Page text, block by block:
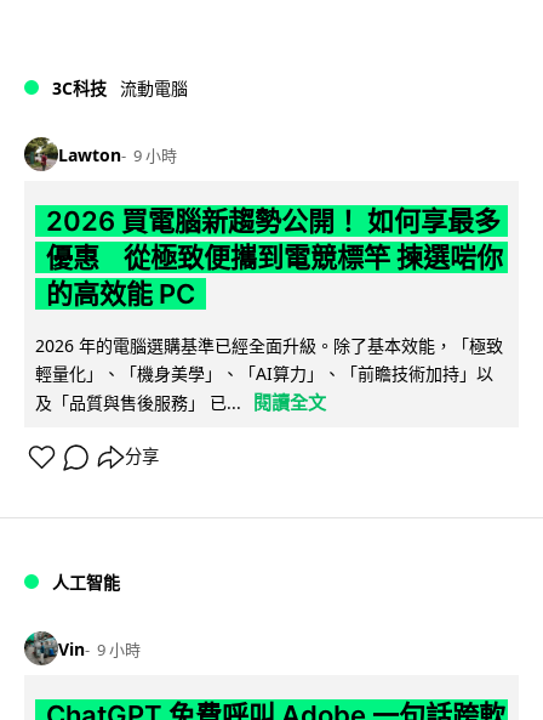
3C科技 流動電腦
Lawton 9 小時
2026 買電腦新趨勢公開！ 如何享最多
優惠 從極致便攜到電競標竿 揀選啱你
的高效能 PC
2026 年的電腦選購基準已經全面升級。除了基本效能，「極致
輕量化」、「機身美學」、「AI算力」、「前瞻技術加持」以
及「品質與售後服務」 已...
閱讀全文
分享
人工智能
Vin 9 小時